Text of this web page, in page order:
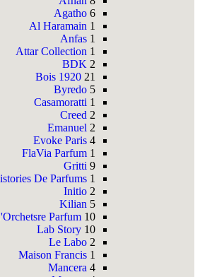
Agatho 6
Al Haramain 1
Anfas 1
Attar Collection 1
BDK 2
Bois 1920 21
Byredo 5
Casamoratti 1
Creed 2
Emanuel 2
Evoke Paris 4
FlaVia Parfum 1
Gritti 9
De Parfums 1
Initio 2
Kilian 5
Parfum 10
Lab Story 10
Le Labo 2
Maison Francis 1
Mancera 4